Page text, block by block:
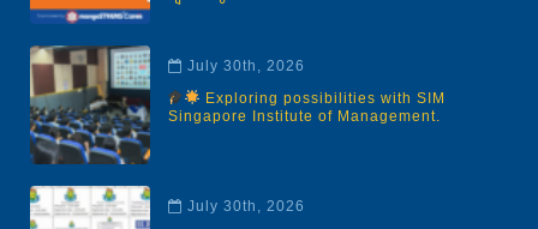
July 30th, 2026
Exploring possibilities with SIM
Singapore Institute of Management.
July 30th, 2026